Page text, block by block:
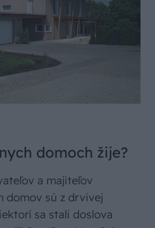
domoch žije?
a majiteľov
domov sú z drvivej
sa stali doslova